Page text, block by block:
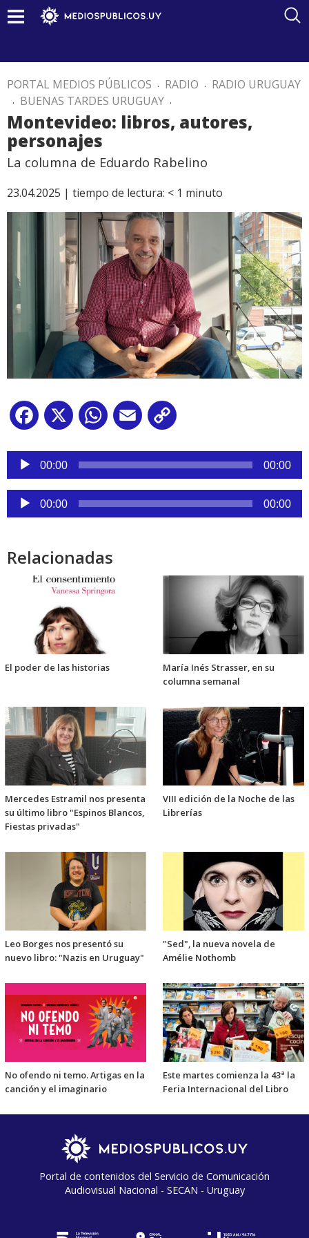
PORTAL MEDIOS PÚBLICOS . RADIO . RADIO URUGUAY
. BUENAS TARDES URUGUAY .
Montevideo: libros, autores,
personajes
La columna de Eduardo Rabelino
23.04.2025 | tiempo de lectura: < 1 minuto
Facebook
X WhatsApp
Email
Reproductor
audio
00:00 00:00
Reproductor
de
00:00 00:00
Relacionadas
El poder de las historias
María Inés Strasser, en su
columna semanal
Mercedes Estramil nos presenta
su último libro "Espinos Blancos,
Fiestas privadas"
VIII edición de la Noche de las
Librerías
Leo Borges nos presentó su
nuevo libro: "Nazis en Uruguay"
"Sed", la nueva novela de
Amélie Nothomb
No ofendo ni temo. Artigas en la
canción y el imaginario
Este martes comienza la 43ª la
Feria Internacional del Libro
Portal de contenidos del Servicio de Comunicación
Audiovisual Nacional - SECAN - Uruguay